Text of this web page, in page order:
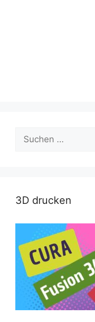
nach:
3D drucken